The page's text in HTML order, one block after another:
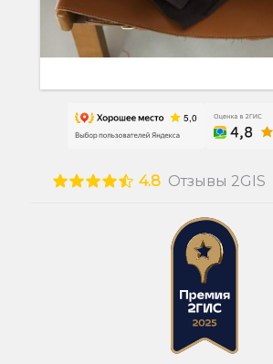
4.8 Отзывы 2GIS